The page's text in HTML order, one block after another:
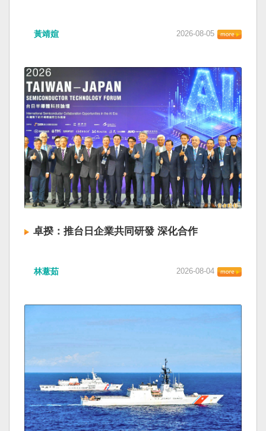
黃靖媗 2026-08-05
卓揆：推台日企業共同研發 深化合作
林薏茹 2026-08-04